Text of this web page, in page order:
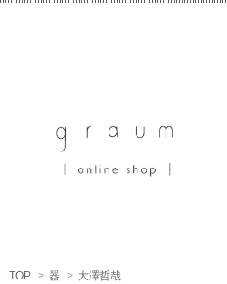
TOP > 器 > 大澤哲哉